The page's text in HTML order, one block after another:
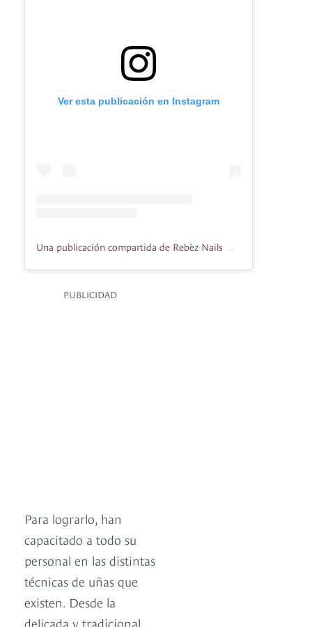
Ver esta publicación en Instagram
Una publicación compartida de Rebèz Nails & Art (@rebez.nails)
PUBLICIDAD
Para lograrlo, han
capacitado a todo su
personal en las distintas
técnicas de uñas que
existen. Desde la
delicada y tradicional